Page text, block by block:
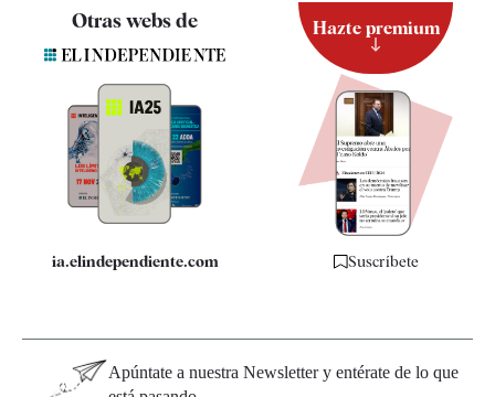
Contacto
Quiénes somos
Especificaciones
Otras webs de
ia.elindependiente.com
Hazte premium
Suscríbete
Apúntate a nuestra Newsletter y entérate de lo que